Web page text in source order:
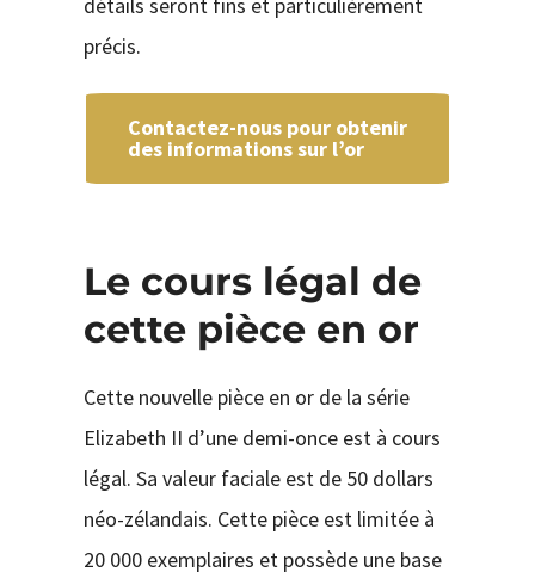
précis.
Contactez-nous pour obtenir
des informations sur l’or
Le cours légal de
cette pièce en or
Cette nouvelle pièce en or de la série
Elizabeth II d’une demi-once est à cours
légal. Sa valeur faciale est de 50 dollars
néo-zélandais. Cette pièce est limitée à
20 000 exemplaires et possède une base